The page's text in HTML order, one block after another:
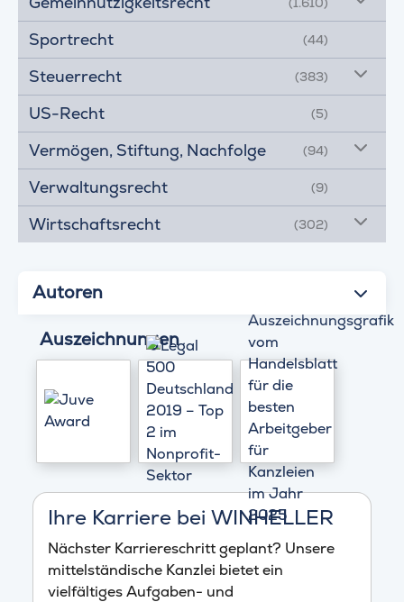
Sportrecht (44)
Steuerrecht (383)
US-Recht (5)
Vermögen, Stiftung, Nachfolge (94)
Verwaltungsrecht (9)
Wirtschaftsrecht (302)
Autoren
Auszeichnungen
Ihre Karriere bei WINHELLER
Nächster Karriereschritt geplant? Unsere
mittelständische Kanzlei bietet ein
vielfältiges Aufgaben- und